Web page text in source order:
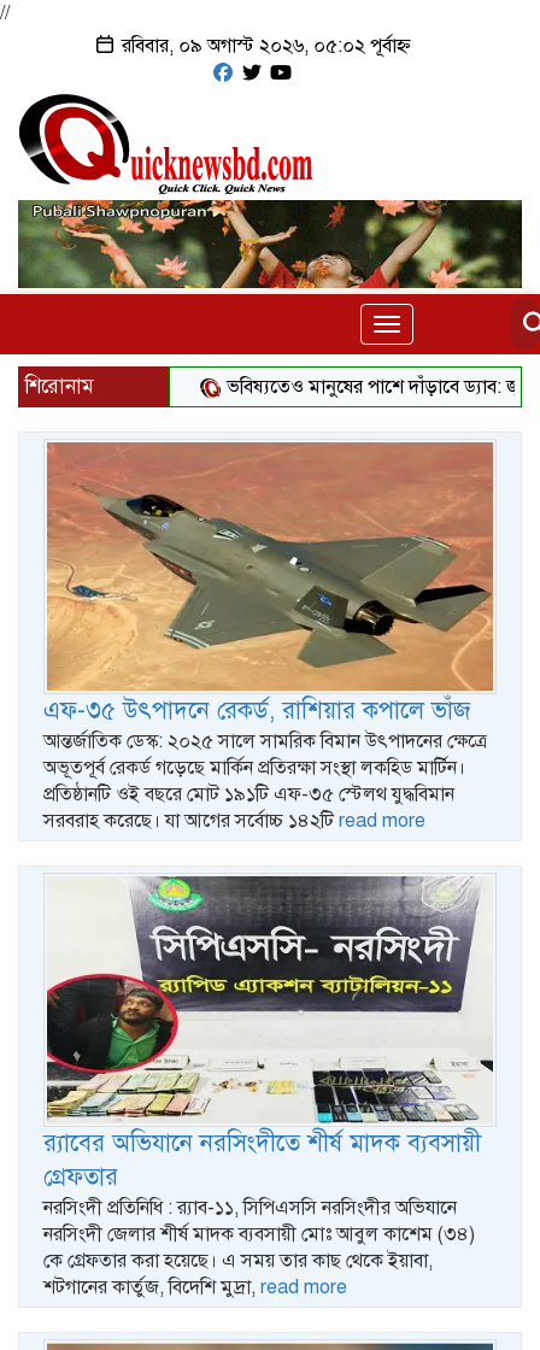
//
রবিবার, ০৯ অগাস্ট ২০২৬, ০৫:০২ পূর্বাহ্ন
Toggle
navigation
শিরোনাম ভবিষ্যতেও মানুষের পাশে দাঁড়াবে ড্যাব: জুবাইদা রহমান
এফ-৩৫ উৎপাদনে রেকর্ড, রাশিয়ার কপালে ভাঁজ
আন্তর্জাতিক ডেস্ক: ২০২৫ সালে সামরিক বিমান উৎপাদনের ক্ষেত্রে
অভূতপূর্ব রেকর্ড গড়েছে মার্কিন প্রতিরক্ষা সংস্থা লকহিড মার্টিন।
প্রতিষ্ঠানটি ওই বছরে মোট ১৯১টি এফ-৩৫ স্টেলথ যুদ্ধবিমান
সরবরাহ করেছে। যা আগের সর্বোচ্চ ১৪২টিread more
‎র‍্যাবের অভিযানে নরসিংদীতে শীর্ষ মাদক ব্যবসায়ী
গ্রেফতার ‎
নরসিংদী প্রতিনিধি : ‎র‍্যাব-১১, সিপিএসসি নরসিংদীর অভিযানে
নরসিংদী জেলার শীর্ষ মাদক ব্যবসায়ী মোঃ আবুল কাশেম (৩৪)
কে গ্রেফতার করা হয়েছে। এ সময় তার কাছ থেকে ইয়াবা,
শটগানের কার্তুজ, বিদেশি মুদ্রা, read more